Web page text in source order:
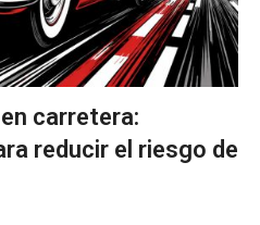
carretera:
reducir el riesgo de